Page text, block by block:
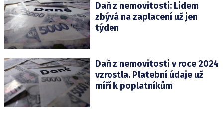
Daň z nemovitosti: Lidem
zbývá na zaplacení už jen
týden
Daň z nemovitosti v roce 2024
vzrostla. Platební údaje už
míří k poplatníkům